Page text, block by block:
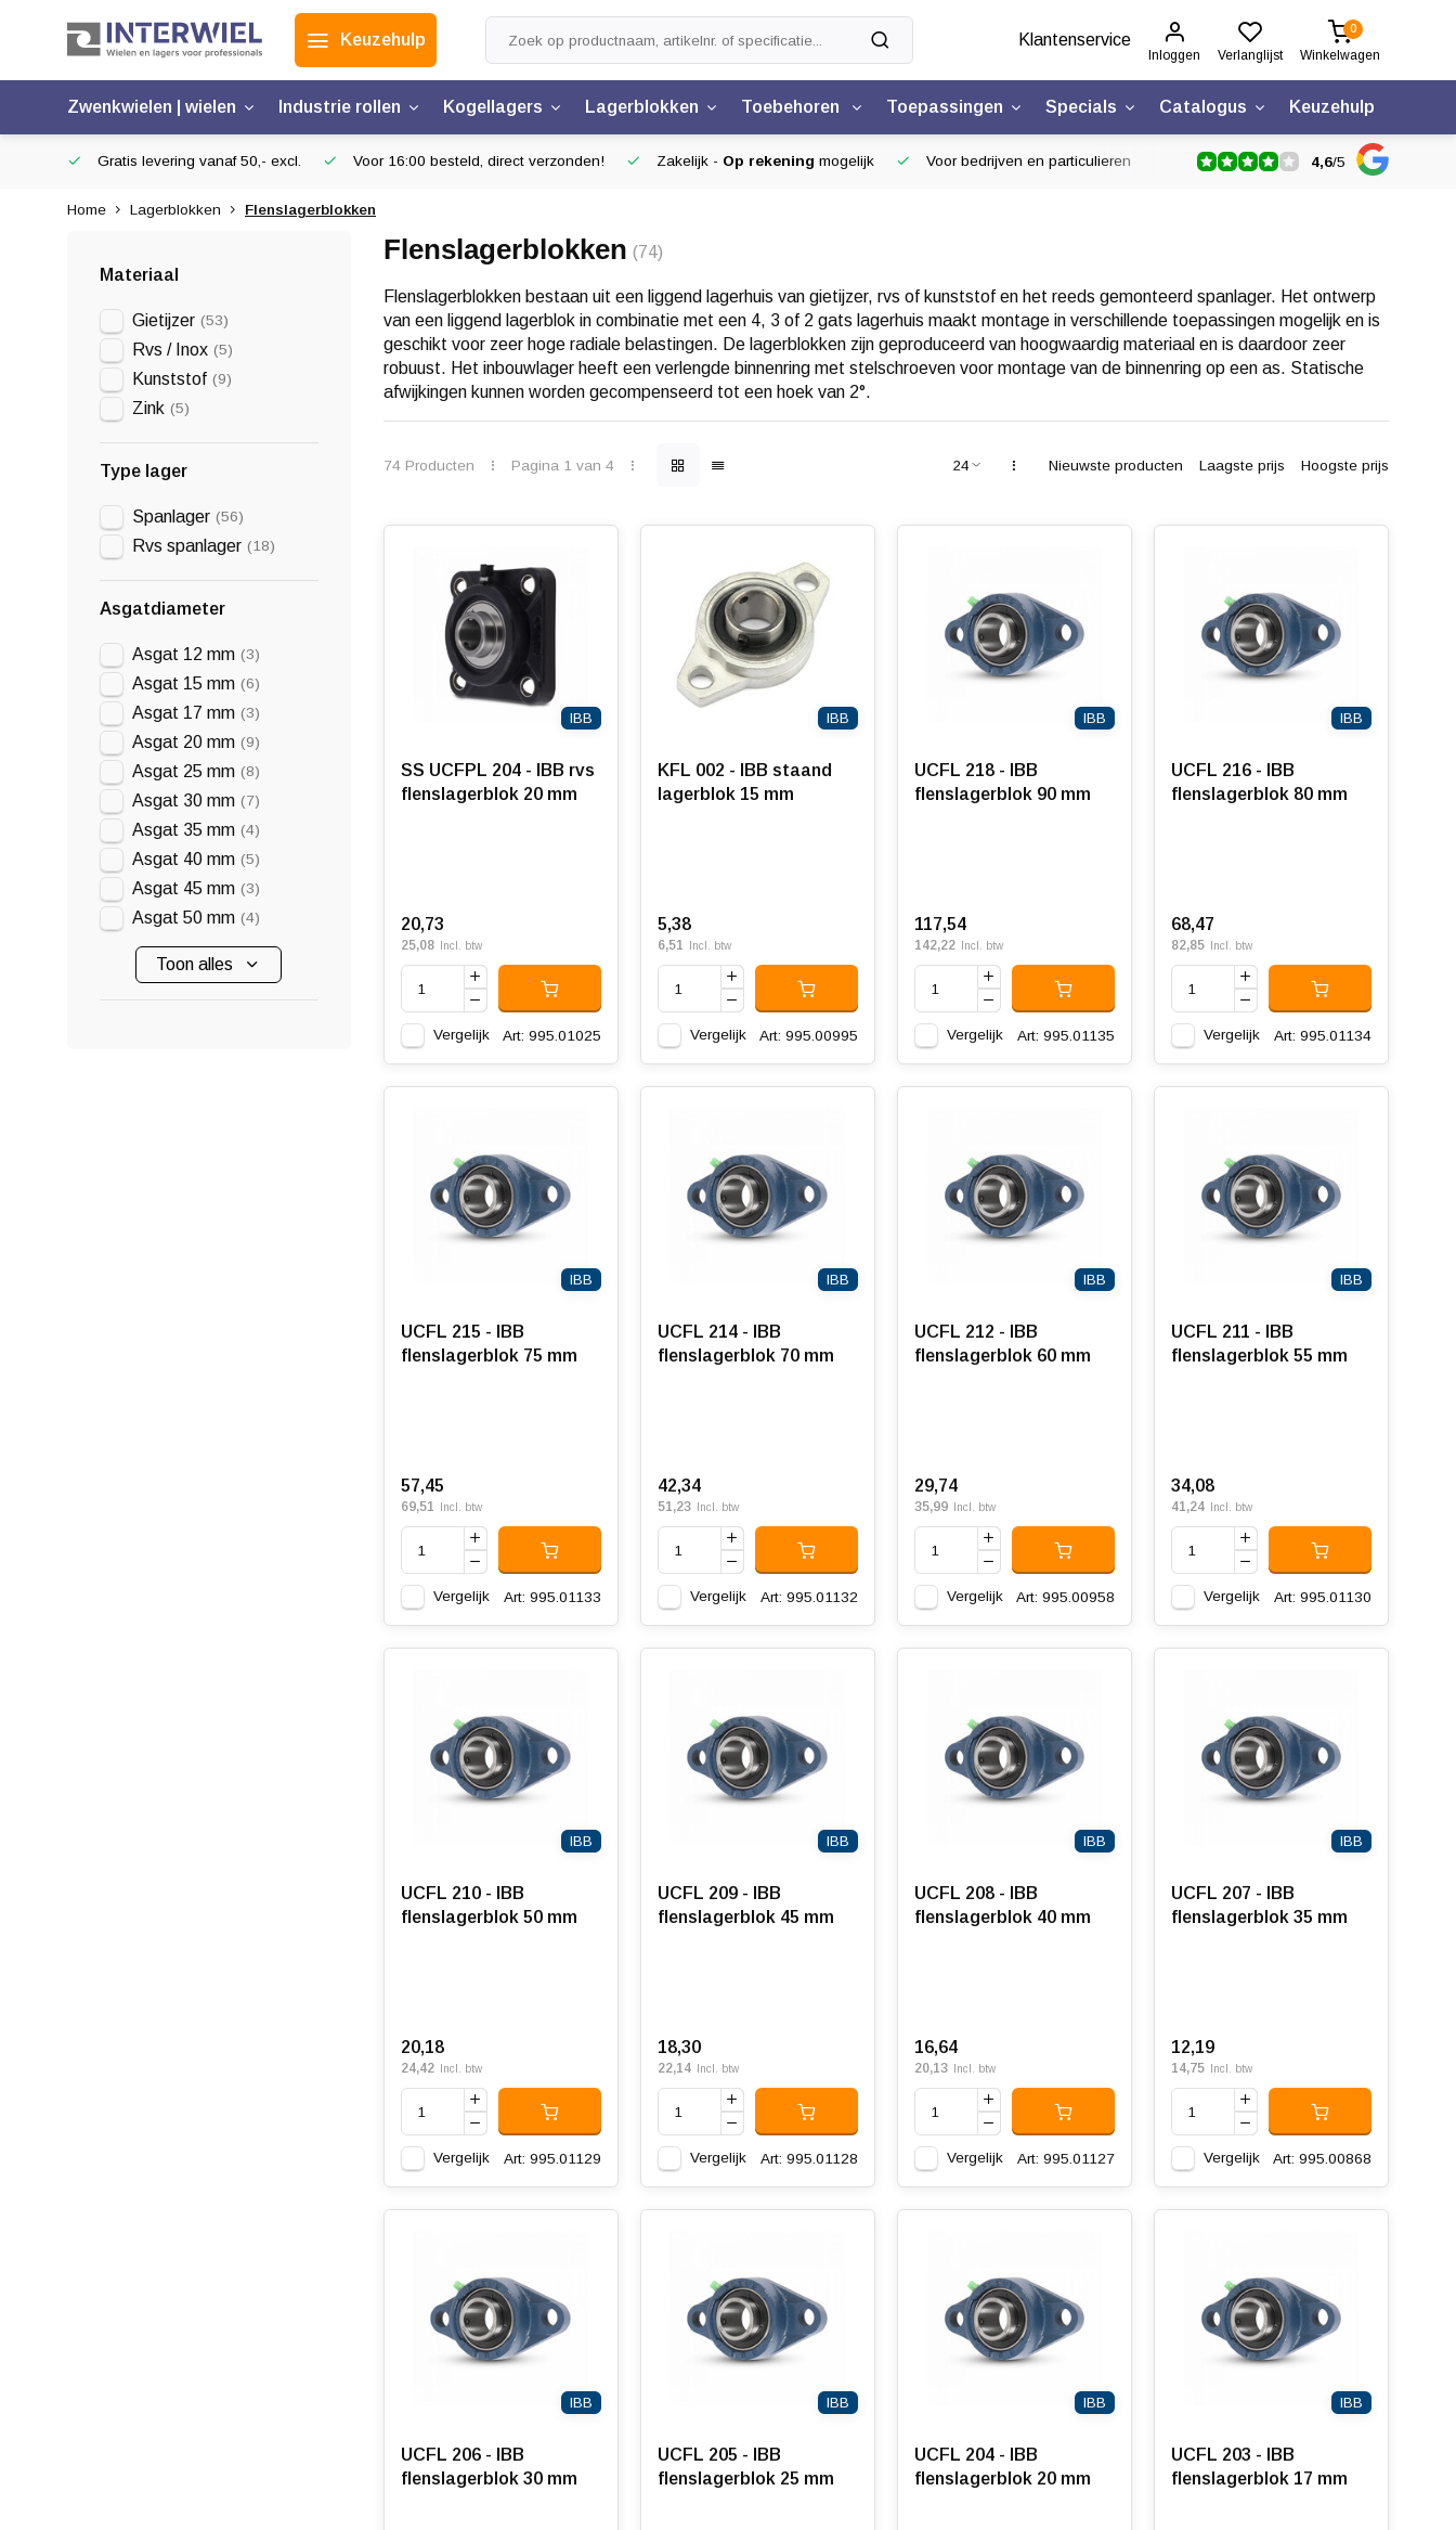
Keuzehulp Klantenservice
Inloggen Verlanglijst
0
Winkelwagen
Zwenkwielen | wielen Industrie rollen Kogellagers Lagerblokken Toebehoren Toepassingen Specials Catalogus Keuzehulp
Gratis levering vanaf 50,- excl. Voor 16:00 besteld, direct verzonden! Zakelijk - Op rekening mogelijk Voor bedrijven en particulieren 4,6/5
Home Lagerblokken Flenslagerblokken
Materiaal
Gietijzer (53)
Rvs / Inox (5)
Kunststof (9)
Zink (5)
Type lager
Spanlager (56)
Rvs spanlager (18)
Asgatdiameter
Asgat 12 mm (3)
Asgat 15 mm (6)
Asgat 17 mm (3)
Asgat 20 mm (9)
Asgat 25 mm (8)
Asgat 30 mm (7)
Asgat 35 mm (4)
Asgat 40 mm (5)
Asgat 45 mm (3)
Asgat 50 mm (4)
Toon alles
Flenslagerblokken (74)
Flenslagerblokken bestaan uit een liggend lagerhuis van gietijzer, rvs of kunststof en het reeds gemonteerd spanlager. Het ontwerp
van een liggend lagerblok in combinatie met een 4, 3 of 2 gats lagerhuis maakt montage in verschillende toepassingen mogelijk en is
geschikt voor zeer hoge radiale belastingen. De lagerblokken zijn geproduceerd van hoogwaardig materiaal en is daardoor zeer
robuust. Het inbouwlager heeft een verlengde binnenring met stelschroeven voor montage van de binnenring op een as. Statische
afwijkingen kunnen worden gecompenseerd tot een hoek van 2°.
74 Producten Pagina 1 van 4 Nieuwste producten Laagste prijs Hoogste prijs
IBB
SS UCFPL 204 - IBB rvs
flenslagerblok 20 mm
20,73
25,08 Incl. btw
Vergelijk Art: 995.01025
IBB
KFL 002 - IBB staand
lagerblok 15 mm
5,38
6,51 Incl. btw
Vergelijk Art: 995.00995
IBB
UCFL 218 - IBB
flenslagerblok 90 mm
117,54
142,22 Incl. btw
Vergelijk Art: 995.01135
IBB
UCFL 216 - IBB
flenslagerblok 80 mm
68,47
82,85 Incl. btw
Vergelijk Art: 995.01134
IBB
UCFL 215 - IBB
flenslagerblok 75 mm
57,45
69,51 Incl. btw
Vergelijk Art: 995.01133
IBB
UCFL 214 - IBB
flenslagerblok 70 mm
42,34
51,23 Incl. btw
Vergelijk Art: 995.01132
IBB
UCFL 212 - IBB
flenslagerblok 60 mm
29,74
35,99 Incl. btw
Vergelijk Art: 995.00958
IBB
UCFL 211 - IBB
flenslagerblok 55 mm
34,08
41,24 Incl. btw
Vergelijk Art: 995.01130
IBB
UCFL 210 - IBB
flenslagerblok 50 mm
20,18
24,42 Incl. btw
Vergelijk Art: 995.01129
IBB
UCFL 209 - IBB
flenslagerblok 45 mm
18,30
22,14 Incl. btw
Vergelijk Art: 995.01128
IBB
UCFL 208 - IBB
flenslagerblok 40 mm
16,64
20,13 Incl. btw
Vergelijk Art: 995.01127
IBB
UCFL 207 - IBB
flenslagerblok 35 mm
12,19
14,75 Incl. btw
Vergelijk Art: 995.00868
IBB
UCFL 206 - IBB
flenslagerblok 30 mm
IBB
UCFL 205 - IBB
flenslagerblok 25 mm
IBB
UCFL 204 - IBB
flenslagerblok 20 mm
IBB
UCFL 203 - IBB
flenslagerblok 17 mm